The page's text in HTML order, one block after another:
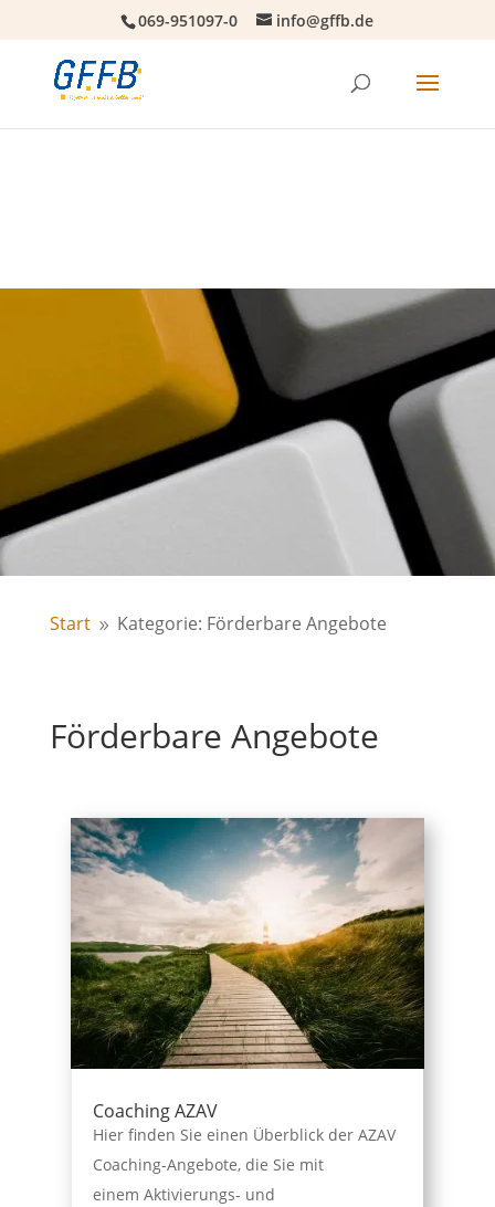
069-951097-0 info@gffb.de
Start 9 Kategorie: Förderbare Angebote
Förderbare Angebote
Coaching AZAV
Hier finden Sie einen Überblick der AZAV
Coaching-Angebote, die Sie mit
einem Aktivierungs- und